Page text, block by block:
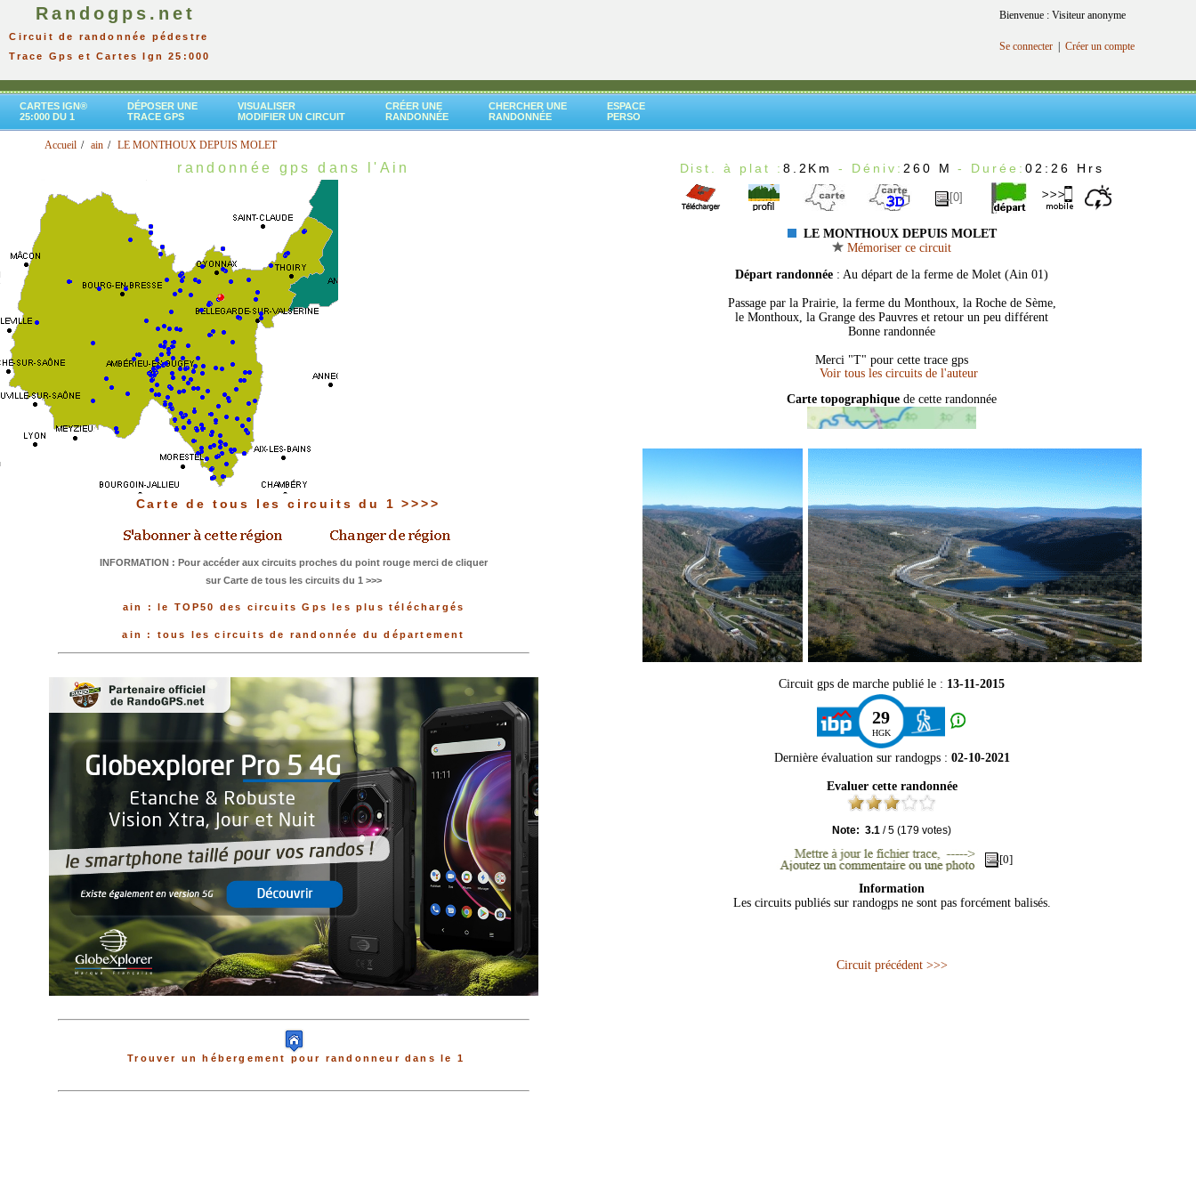
Randogps.net
Circuit de randonnée pédestre
Trace Gps et Cartes Ign 25:000
Bienvenue : Visiteur anonyme
Se connecter Créer un compte
CARTES IGN®
25:000 DU 1
DÉPOSER UNE
TRACE GPS
VISUALISER
MODIFIER UN CIRCUIT
CRÉER UNE
RANDONNÉE
CHERCHER UNE
RANDONNÉE
ESPACE
PERSO
Accueil ain LE MONTHOUX DEPUIS MOLET
randonnée gps dans l'Ain
Carte de tous les circuits du 1 >>>>
INFORMATION : Pour accéder aux circuits proches du point rouge merci de cliquer
sur Carte de tous les circuits du 1 >>>
ain : le TOP50 des circuits Gps les plus téléchargés
ain : tous les circuits de randonnée du département
Trouver un hébergement pour randonneur dans le 1
Dist. à plat : 8.2Km - Déniv: 260 M- Durée:02:26 Hrs
[0]
LE MONTHOUX DEPUIS MOLET
Mémoriser ce circuit
Départ randonnée : Au départ de la ferme de Molet (Ain 01)
Passage par la Prairie, la ferme du Monthoux, la Roche de Sème,
le Monthoux, la Grange des Pauvres et retour un peu différent
Bonne randonnée
Merci "T" pour cette trace gps
Carte topographique de cette randonnée
Circuit gps de marche publié le : 13-11-2015
29
HGK
Dernière évaluation sur randogps : 02-10-2021
Evaluer cette randonnée
Note: 3.1 /5 (179 votes)
[0]
Information
Les circuits publiés sur randogps ne sont pas forcément balisés.
Circuit précédent >>>